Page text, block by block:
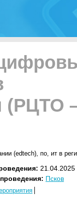
(РЦТО
(edtech), по, ит в
Псков